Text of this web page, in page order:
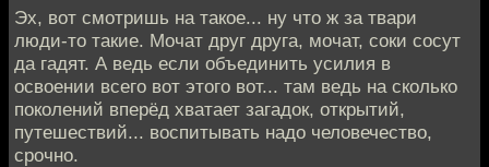
Эх, вот смотришь на такое... ну что ж за твари
люди-то такие. Мочат друг друга, мочат, соки сосут
да гадят. А ведь если объединить усилия в
освоении всего вот этого вот... там ведь на сколько
поколений вперёд хватает загадок, открытий,
путешествий... воспитывать надо человечество,
срочно.